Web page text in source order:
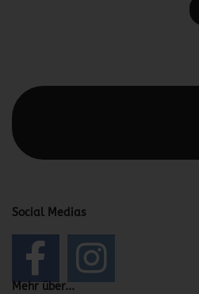
Social Medias
Mehr über...